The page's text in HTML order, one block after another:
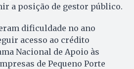
a posição de gestor público.
dificuldade no ano
acesso ao crédito
Nacional de Apoio às
de Pequeno Porte